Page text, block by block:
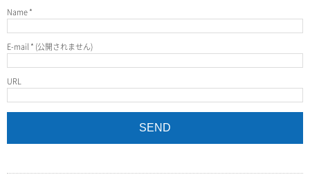
Name*
E-mail * (公開されません)
URL